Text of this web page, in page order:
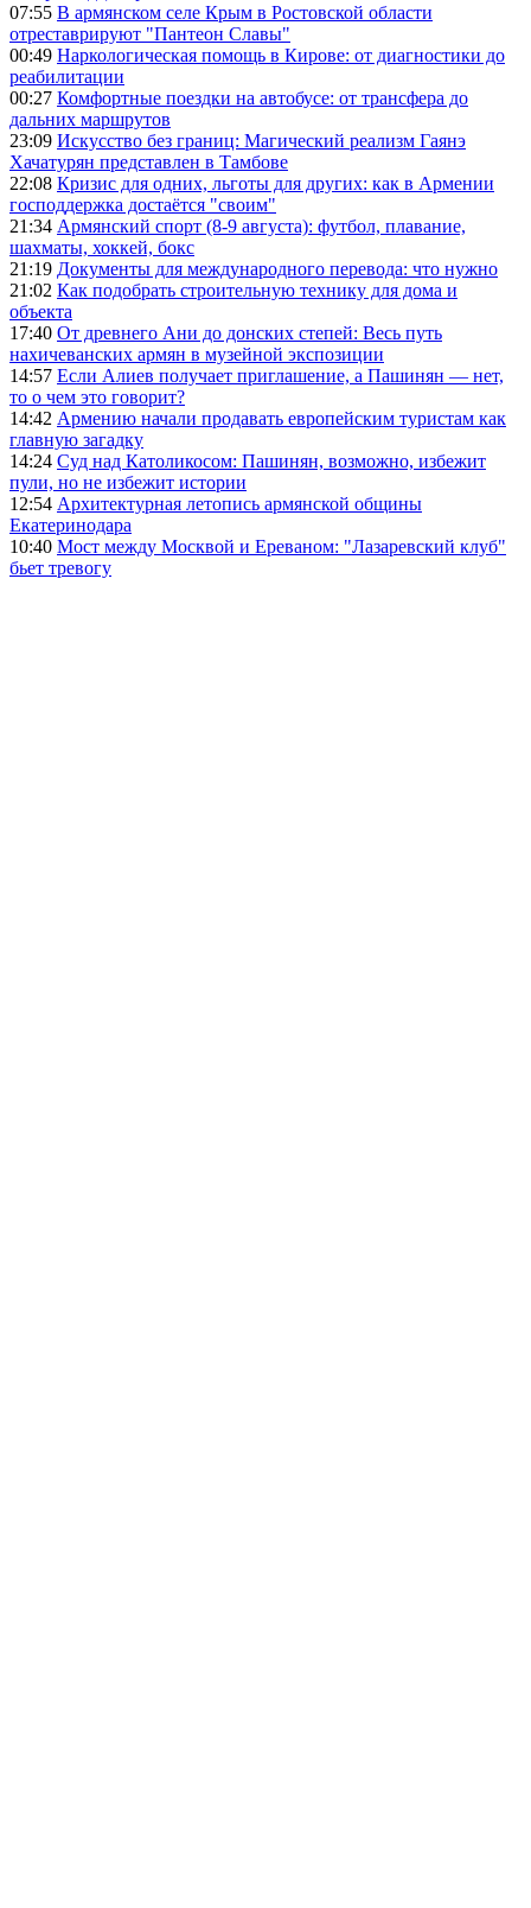
07:55 В армянском селе Крым в Ростовской области
отреставрируют "Пантеон Славы"
00:49 Наркологическая помощь в Кирове: от диагностики до
реабилитации
00:27 Комфортные поездки на автобусе: от трансфера до
дальних маршрутов
23:09 Искусство без границ: Магический реализм Гаянэ
Хачатурян представлен в Тамбове
22:08 Кризис для одних, льготы для других: как в Армении
господдержка достаётся "своим"
21:34 Армянский спорт (8-9 августа): футбол, плавание,
шахматы, хоккей, бокс
21:19 Документы для международного перевода: что нужно
21:02 Как подобрать строительную технику для дома и
объекта
17:40 От древнего Ани до донских степей: Весь путь
нахичеванских армян в музейной экспозиции
14:57 Если Алиев получает приглашение, а Пашинян — нет,
то о чем это говорит?
14:42 Армению начали продавать европейским туристам как
главную загадку
14:24 Суд над Католикосом: Пашинян, возможно, избежит
пули, но не избежит истории
12:54 Архитектурная летопись армянской общины
Екатеринодара
10:40 Мост между Москвой и Ереваном: "Лазаревский клуб"
бьет тревогу